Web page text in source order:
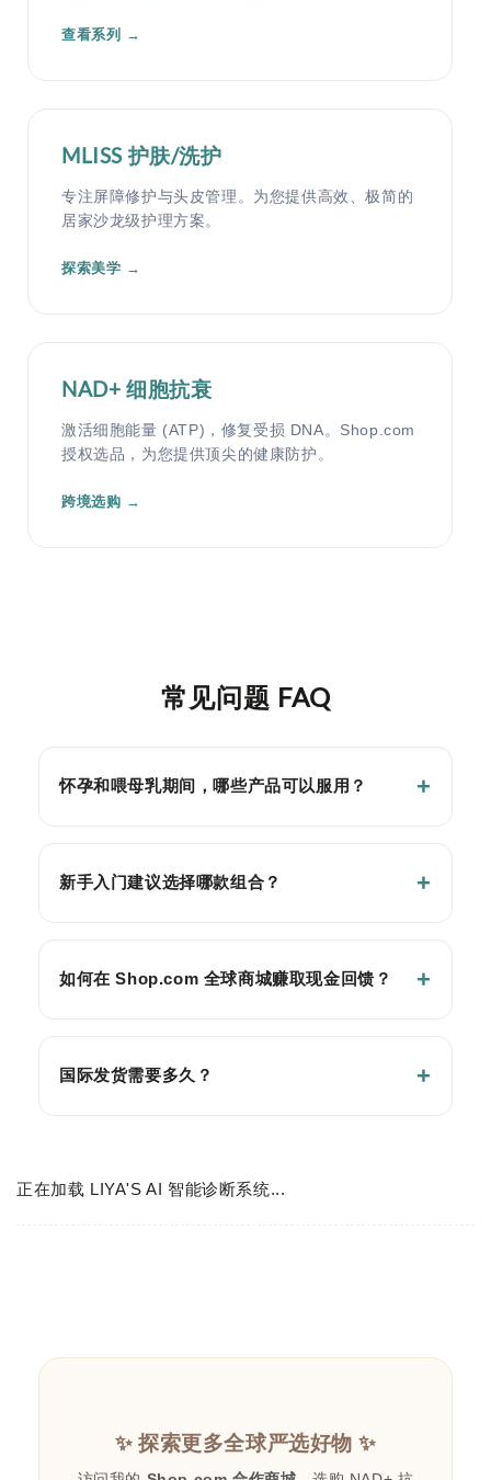
查看系列 →
MLISS 护肤/洗护
专注屏障修护与头皮管理。为您提供高效、极简的
居家沙龙级护理方案。
探索美学 →
NAD+ 细胞抗衰
激活细胞能量 (ATP)，修复受损 DNA。Shop.com
授权选品，为您提供顶尖的健康防护。
跨境选购 →
常见问题 FAQ
怀孕和喂母乳期间，哪些产品可以服用？
新手入门建议选择哪款组合？
如何在 Shop.com 全球商城赚取现金回馈？
国际发货需要多久？
正在加载 LIYA'S AI 智能诊断系统...
✨ 探索更多全球严选好物 ✨